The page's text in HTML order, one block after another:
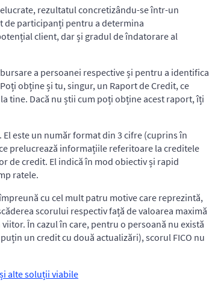
rezultatul concretizându-se într-un
de participanți pentru a determina
client, dar și gradul de îndatorare al
a persoanei respective și pentru a identifica
obține și tu, singur, un Raport de Credit, ce
tine. Dacă nu știi cum poți obține acest raport, îți
este un număr format din 3 cifre (cuprins în
prelucrează informațiile referitoare la creditele
de credit. El indică în mod obiectiv și rapid
ratele.
cu cel mult patru motive care reprezintă,
scorului respectiv față de valoarea maximă
În cazul în care, pentru o persoană nu există
un credit cu două actualizări), scorul FICO nu
alte soluții viabile